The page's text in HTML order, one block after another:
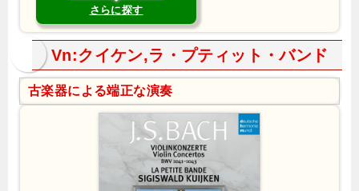
さらに探す
Vn:クイケン,ラ・プティット・バンド
古楽器による端正な演奏